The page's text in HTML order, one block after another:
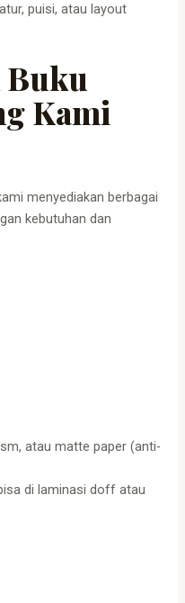
puisi, atau layout
Buku
Kami
menyediakan berbagai
kebutuhan dan
atau matte paper (anti-
di laminasi doff atau